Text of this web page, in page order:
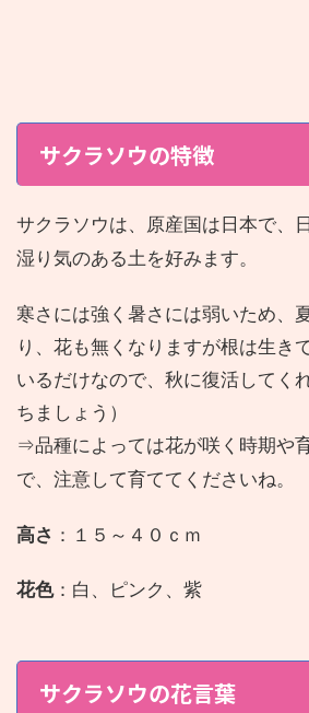
サクラソウの特徴
サクラソウは、原産国は日本で、
湿り気のある土を好みます。
寒さには強く暑さには弱いため、
り、花も無くなりますが根は生き
いるだけなので、秋に復活してく
ちましょう）
⇒品種によっては花が咲く時期や
で、注意して育ててくださいね。
高さ ：１５～４０ｃｍ
花色：白、ピンク、紫
サクラソウの花言葉